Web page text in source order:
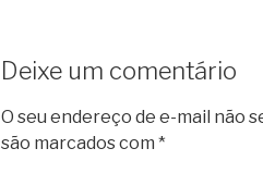
Deixe um comentário
O seu endereço de e-mail não
são marcados com *